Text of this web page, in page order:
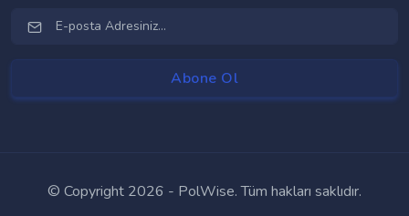
© Copyright 2026 - PolWise. Tüm hakları saklıdır.